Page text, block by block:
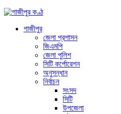
গাজীপুর
জেলা প্রশাসন
জিএমপি
জেলা পুলিশ
সিটি কর্পোরেশন
অনুসন্ধান
নির্বাচন
সংসদ
সিটি
উপজেলা